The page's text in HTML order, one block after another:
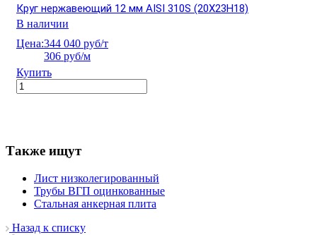
Круг нержавеющий 12 мм AISI 310S (20Х23Н18)
В наличии
Цена:344 040 руб/т
306 руб/м
Купить
Также ищут
Лист низколегированный
Трубы ВГП оцинкованные
Стальная анкерная плита
Назад к списку